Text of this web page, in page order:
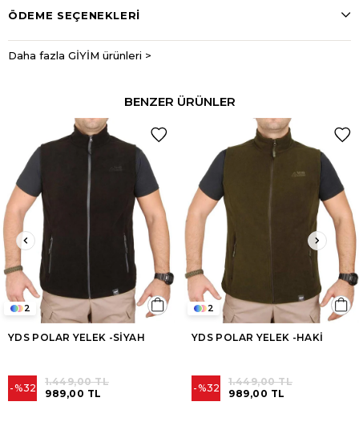
ÖDEME SEÇENEKLERI
Daha fazla GİYİM ürünleri >
BENZER ÜRÜNLER
YDS POLAR YELEK -SİYAH
%32 989,00 TL
1.449,00 TL
2
YDS POLAR YELEK -HAKİ
%32 989,00 TL
1.449,00 TL
2